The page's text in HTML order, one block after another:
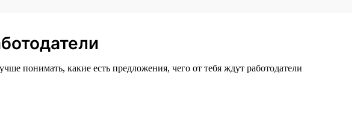
понимать, какие есть предложения, чего от тебя ждут работодатели